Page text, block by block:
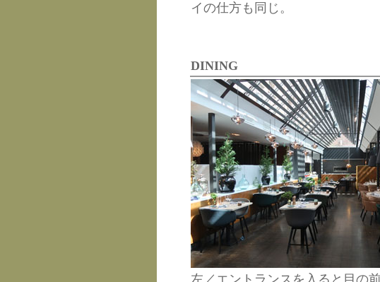
イの仕方も同じ。
DINING
左／エントランスを入ると目の